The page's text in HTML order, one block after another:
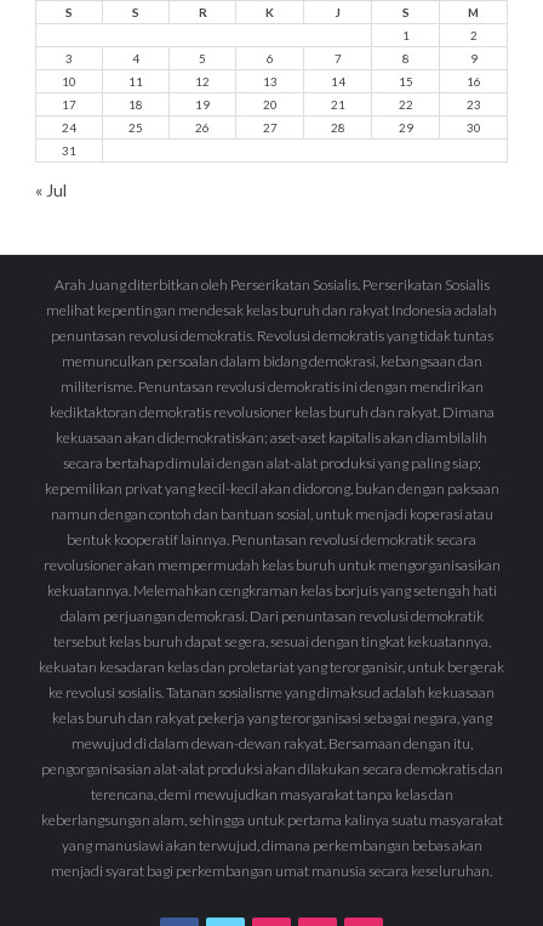
S S R K J S
M
1
2
3
4 5 6 7 8
9
10
11 12 13 14 15
16
17
18 19 20 21 22
23
24
25 26 27 28 29
30
31
« Jul
Arah Juang diterbitkan oleh Perserikatan Sosialis. Perserikatan Sosialis
melihat kepentingan mendesak kelas buruh dan rakyat Indonesia adalah
penuntasan revolusi demokratis. Revolusi demokratis yang tidak tuntas
memunculkan persoalan dalam bidang demokrasi, kebangsaan dan
militerisme. Penuntasan revolusi demokratis ini dengan mendirikan
kediktaktoran demokratis revolusioner kelas buruh dan rakyat. Dimana
kekuasaan akan didemokratiskan; aset-aset kapitalis akan diambilalih
secara bertahap dimulai dengan alat-alat produksi yang paling siap;
kepemilikan privat yang kecil-kecil akan didorong, bukan dengan paksaan
namun dengan contoh dan bantuan sosial, untuk menjadi koperasi atau
bentuk kooperatif lainnya. Penuntasan revolusi demokratik secara
revolusioner akan mempermudah kelas buruh untuk mengorganisasikan
kekuatannya. Melemahkan cengkraman kelas borjuis yang setengah hati
dalam perjuangan demokrasi. Dari penuntasan revolusi demokratik
tersebut kelas buruh dapat segera, sesuai dengan tingkat kekuatannya,
kekuatan kesadaran kelas dan proletariat yang terorganisir, untuk bergerak
ke revolusi sosialis. Tatanan sosialisme yang dimaksud adalah kekuasaan
kelas buruh dan rakyat pekerja yang terorganisasi sebagai negara, yang
mewujud di dalam dewan-dewan rakyat. Bersamaan dengan itu,
pengorganisasian alat-alat produksi akan dilakukan secara demokratis dan
terencana, demi mewujudkan masyarakat tanpa kelas dan
keberlangsungan alam, sehingga untuk pertama kalinya suatu masyarakat
yang manusiawi akan terwujud, dimana perkembangan bebas akan
menjadi syarat bagi perkembangan umat manusia secara keseluruhan.